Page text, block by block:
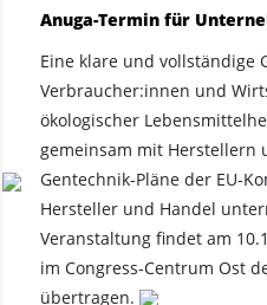
Anuga-Termin für
Eine klare und vollständige
Verbraucher:innen und
ökologischer
gemeinsam mit Herstellern
Gentechnik-Pläne der EU-
Hersteller und Handel
Veranstaltung findet am
im Congress-Centrum Ost
übertragen.